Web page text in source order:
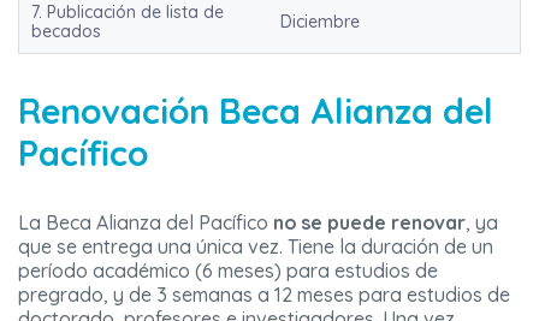
7. Publicación de lista de
becados
Diciembre
Renovación Beca Alianza del
Pacífico
La Beca Alianza del Pacífico no se puede renovar, ya
que se entrega una única vez. Tiene la duración de un
período académico (6 meses) para estudios de
pregrado, y de 3 semanas a 12 meses para estudios de